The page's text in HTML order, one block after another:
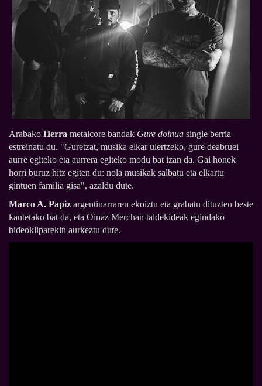
Arabako Herra metalcore bandak Gure doinua single berria
estreinatu du. "Guretzat, musika elkar ulertzeko, gure deabruei
aurre egiteko eta aurrera egiteko modu bat izan da. Gai honek
horri buruz hitz egiten du: nola musikak salbatu eta elkartu
gintuen familia gisa", azaldu dute.
Marco A. Papiz argentinarraren ekoiztu eta grabatu dituzten beste
kantetako bat da, eta Oinaz Merchan taldekideak egindako
bideokliparekin aurkeztu dute.